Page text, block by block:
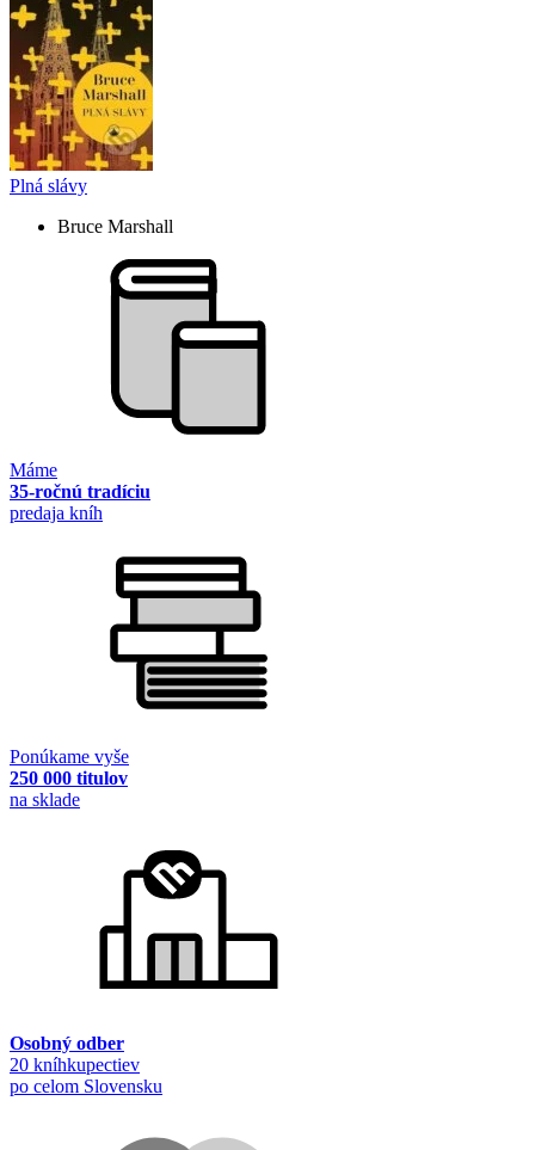
Plná slávy
Bruce Marshall
Máme
35-ročnú tradíciu
predaja kníh
Ponúkame vyše
250 000 titulov
na sklade
Osobný odber
20 kníhkupectiev
po celom Slovensku